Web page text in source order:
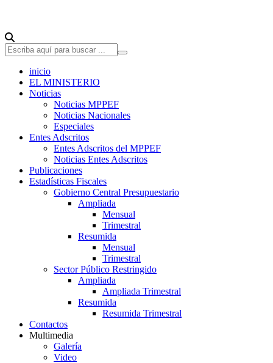
inicio
EL MINISTERIO
Noticias
Noticias MPPEF
Noticias Nacionales
Especiales
Entes Adscritos
Entes Adscritos del MPPEF
Noticias Entes Adscritos
Publicaciones
Estadísticas Fiscales
Gobierno Central Presupuestario
Ampliada
Mensual
Trimestral
Resumida
Mensual
Trimestral
Sector Público Restringido
Ampliada
Ampliada Trimestral
Resumida
Resumida Trimestral
Contactos
Multimedia
Galería
Video